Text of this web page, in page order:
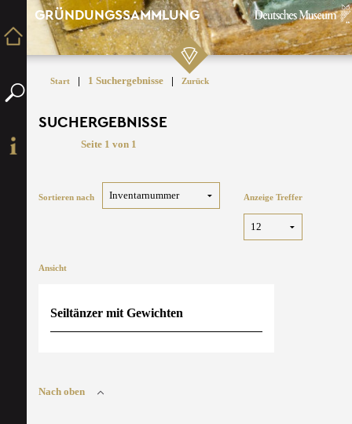
GRÜNDUNGSSAMMLUNG
Start | 1 Suchergebnisse | Zurück
SUCHERGEBNISSE
Seite 1 von 1
Sortieren nach Anzeige Treffer
Ansicht
Seiltänzer mit Gewichten
Nach oben